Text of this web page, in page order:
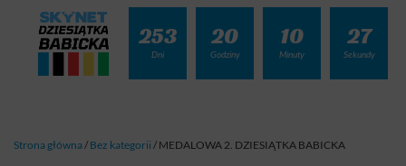
253
Dni
20
Godziny
10
Minuty
25
Sekundy
Strona główna/ Bez kategorii / MEDALOWA 2. DZIESIĄTKA BABICKA